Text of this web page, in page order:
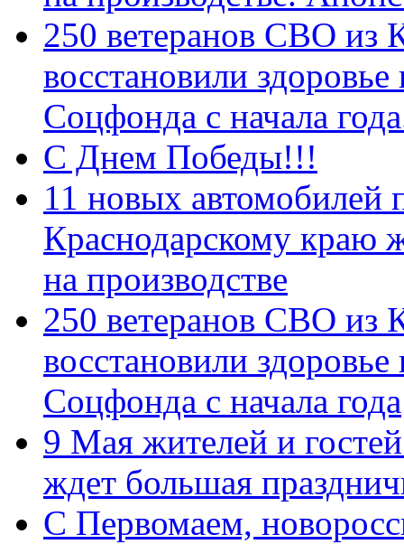
250 ветеранов СВО из
восстановили
Соцфонда с начала
С Днем Победы!!!
11 новых автомобилей
Краснодарскому краю
на производстве
250 ветеранов СВО из
восстановили
Соцфонда с начала года
9 Мая жителей и
ждет большая
C Первомаем,